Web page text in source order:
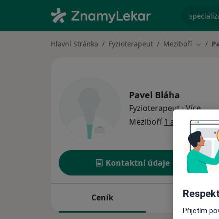
Hlavní Stránka Fyzioterapeut Meziboří
Pavel Bláha
Fyzioterapeut·Víceo
Meziboří 1 adresa
Kontaktní údaje
Ceník Adresy
Přijetím